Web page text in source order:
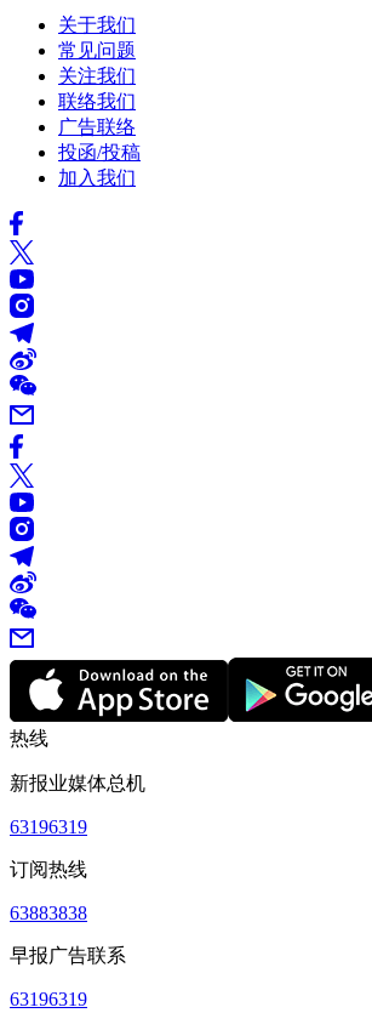
关于我们
常见问题
关注我们
联络我们
广告联络
投函/投稿
加入我们
热线
新报业媒体总机
63196319
订阅热线
63883838
早报广告联系
63196319